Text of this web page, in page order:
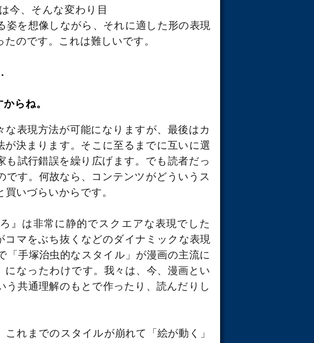
今、そんな変わり目
姿を想像しながら、それに適した形の表現
のです。これは難しいです。
らね。
な表現方法が可能になりますが、最後はカ
が決まります。そこに至るまでに互いに選
も試行錯誤を繰り広げます。でも読者だっ
です。何故なら、コンテンツがどういうス
いづらいからです。
』は非常に静的でスクエアな表現でした
コマをぶち抜くなどのダイナミックな表現
「手塚治虫的なスタイル」が漫画の主流に
になったわけです。我々は、今、漫画とい
う共通理解のもとで作ったり、読んだりし
れまでのスタイルが崩れて「絵が動く」